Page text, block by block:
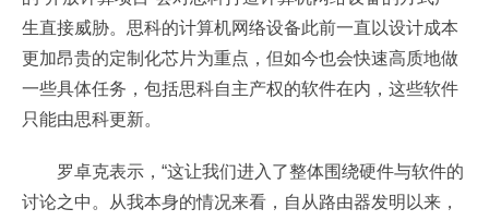
生直接威胁。思科的计算机网络设备此前一直以设计成本
更加昂贵的定制化芯片为重点，但如今也会快速高质地做
一些具体任务，包括思科自主产权的软件在内，这些软件
只能由思科更新。
罗卓克表示，“这让我们进入了整体围绕硬件与软件的
讨论之中。从我本身的情况来看，自从路由器发明以来，